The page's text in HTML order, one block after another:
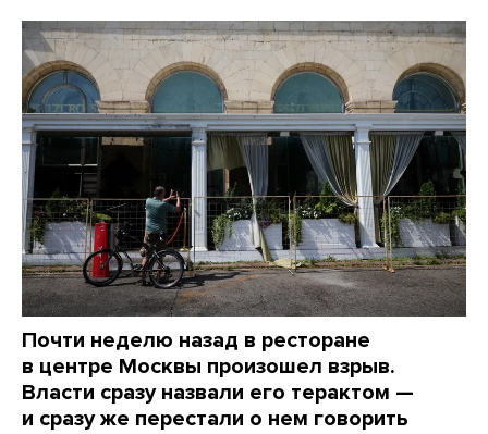
Почти неделю назад в ресторане
в центре Москвы произошел взрыв.
Власти сразу назвали его терактом —
и сразу же перестали о нем говорить